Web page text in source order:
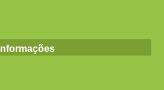
Informações